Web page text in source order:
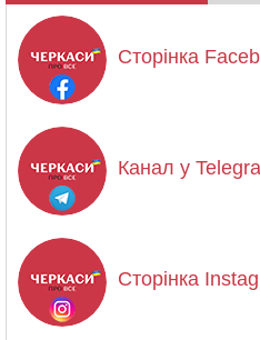
Сторінка
Канал у
Сторінка